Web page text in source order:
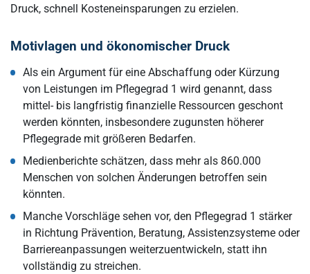
Druck, schnell Kosteneinsparungen zu erzielen.
Motivlagen und ökonomischer Druck
Als ein Argument für eine Abschaffung oder Kürzung
von Leistungen im Pflegegrad 1 wird genannt, dass
mittel- bis langfristig finanzielle Ressourcen geschont
werden könnten, insbesondere zugunsten höherer
Pflegegrade mit größeren Bedarfen.
Medienberichte schätzen, dass mehr als 860.000
Menschen von solchen Änderungen betroffen sein
könnten.
Manche Vorschläge sehen vor, den Pflegegrad 1 stärker
in Richtung Prävention, Beratung, Assistenzsysteme oder
Barriereanpassungen weiterzuentwickeln, statt ihn
vollständig zu streichen.